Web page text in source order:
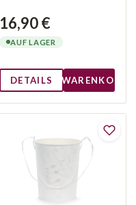
16,90 €
AUF LAGER
DETAILS WARENKORB